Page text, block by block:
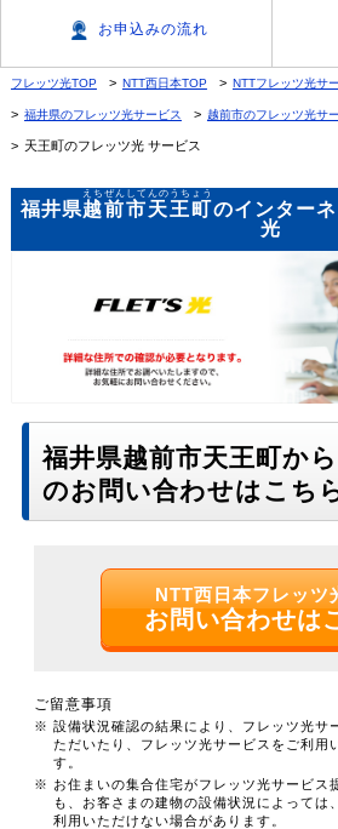
お申込みの流れ
フレッツ光TOP NTT西日本TOP NTTフレッツ光サ
福井県のフレッツ光サービス 越前市のフレッツ光サ
天王町のフレッツ光 サービス
福井県越前市天王町
えちぜんしてんのうちょう
のインター
光
福井県越前市天王町か
のお問い合わせはこち
NTT西日本フレッツ
お問い合わせは
ご留意事項
※ 設備状況確認の結果により、フレッツ光サ
ただいたり、フレッツ光サービスをご利用
す。
※ お住まいの集合住宅がフレッツ光サービス
も、お客さまの建物の設備状況によっては
利用いただけない場合があります。